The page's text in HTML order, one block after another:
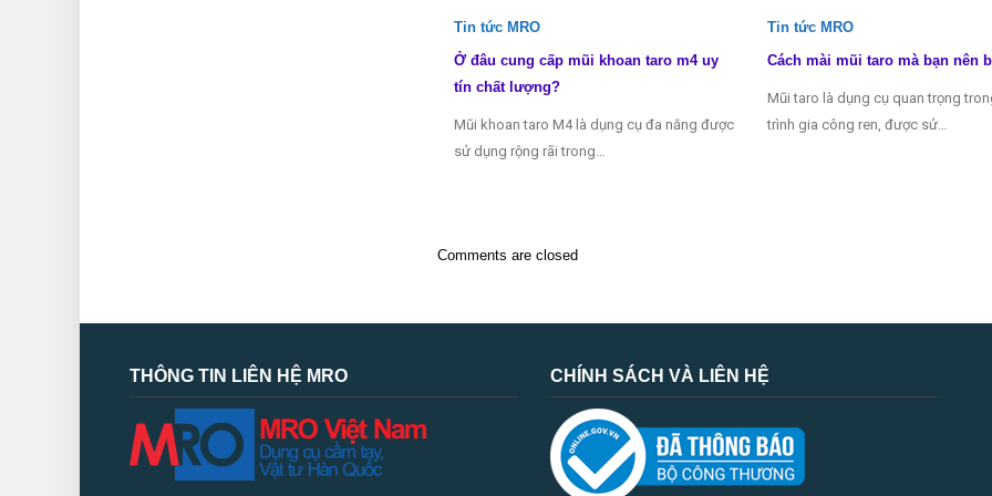
Tin tức MRO
Ở đâu cung cấp mũi khoan taro m4 uy
tín chất lượng?
Mũi khoan taro M4 là dụng cụ đa năng được
sử dụng rộng rãi trong…
Tin tức MRO
Cách mài mũi taro mà bạn nên
Mũi taro là dụng cụ quan trọng
trình gia công ren, được sử…
Comments are closed
THÔNG TIN LIÊN HỆ MRO CHÍNH SÁCH VÀ LIÊN HỆ